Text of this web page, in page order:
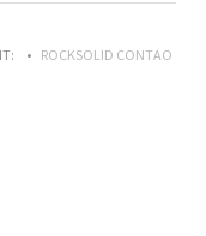
ROCKSOLID CONTAO